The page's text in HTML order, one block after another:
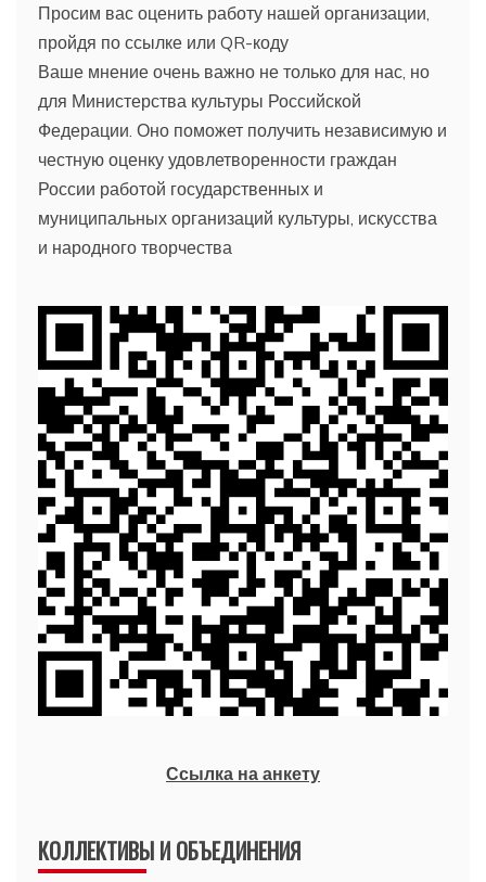
Просим вас оценить работу нашей организации,
пройдя по ссылке или QR-коду
Ваше мнение очень важно не только для нас, но
для Министерства культуры Российской
Федерации. Оно поможет получить независимую и
честную оценку удовлетворенности граждан
России работой государственных и
муниципальных организаций культуры, искусства
и народного творчества
Ссылка на анкету
КОЛЛЕКТИВЫ И ОБЪЕДИНЕНИЯ